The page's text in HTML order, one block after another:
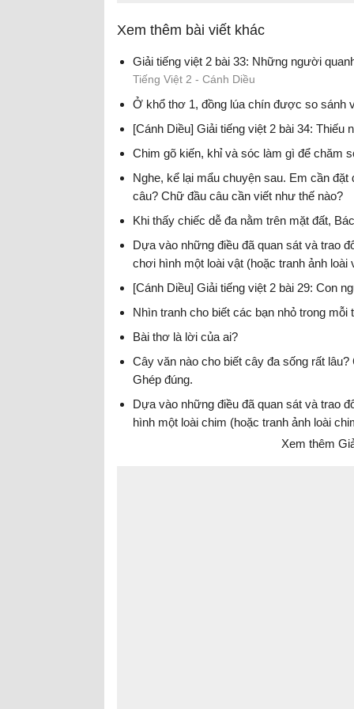
Xem thêm bài viết khác
Giải tiếng việt 2 bài 33: Những người
Tiếng Việt 2 - Cánh Diều
Ở khổ thơ 1, đồng lúa chín được so sánh
[Cánh Diều] Giải tiếng việt 2 bài 34: Thiếu
Chim gõ kiến, khỉ và sóc làm gì để chăm
Nghe, kể lại mẩu chuyện sau. Em cần
câu? Chữ đầu câu cần viết như thế nào?
Khi thấy chiếc dễ đa nằm trên mặt đất,
Dựa vào những điều đã quan sát và trao
chơi hình một loài vật (hoặc tranh ảnh loài
[Cánh Diều] Giải tiếng việt 2 bài 29: Con
Nhìn tranh cho biết các bạn nhỏ trong mỗi
Bài thơ là lời của ai?
Cây văn nào cho biết cây đa sống rất
Ghép đúng.
Dựa vào những điều đã quan sát và trao
hình một loài chim (hoặc tranh ảnh loài
Xem thêm